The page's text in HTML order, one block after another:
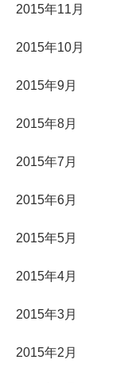
2015年11月
2015年10月
2015年9月
2015年8月
2015年7月
2015年6月
2015年5月
2015年4月
2015年3月
2015年2月